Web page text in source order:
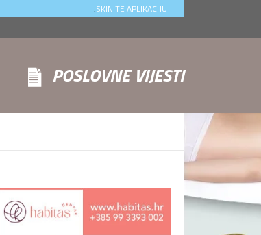
SKINITE APLIKACIJU
.
POSLOVNE VIJESTI